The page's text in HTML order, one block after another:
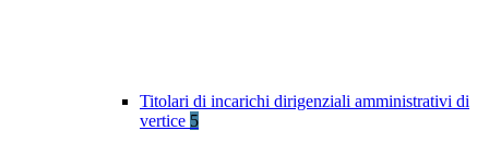
Titolari di incarichi dirigenziali amministrativi di
vertice 5